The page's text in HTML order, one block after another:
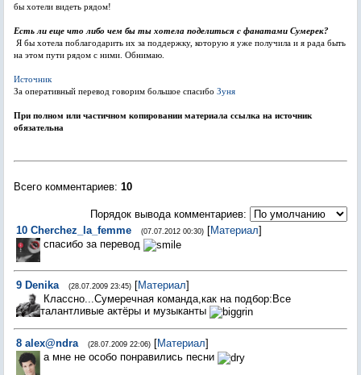
бы хотели видеть рядом!
Есть ли еще что либо чем бы ты хотела поделиться с фанатами Сумерек?
Я бы хотела поблагодарить их за поддержку, которую я уже получила и я рада быть
на этом пути рядом с ними. Обнимаю.
Источник
За оперативный перевод говорим большое спасибо Зуня
При полном или частичном копировании материала ссылка на источник
обязательна
Всего комментариев: 10
Порядок вывода комментариев:
10 Cherchez_la_femme (07.07.2012 00:30) [Материал]
спасибо за перевод
9 Denika (28.07.2009 23:45) [Материал]
Классно...Сумеречная команда,как на подбор:Все
талантливые актёры и музыканты
8 alex@ndra (28.07.2009 22:06) [Материал]
а мне не особо понравились песни